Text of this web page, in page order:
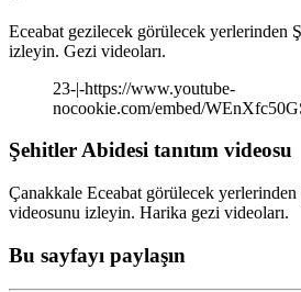
Eceabat gezilecek görülecek yerlerinden
izleyin. Gezi videoları.
23-|-https://www.youtube-
nocookie.com/embed/
Şehitler Abidesi tanıtım videosu
Çanakkale Eceabat görülecek
videosunu izleyin. Harika gezi videoları.
Bu sayfayı paylaşın